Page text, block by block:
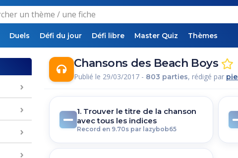
Duels Défi du jour Défi libre Master Quiz Thèmes
Chansons des Beach Boys
Publié le 29/03/2017 - 803 parties, rédigé par
1. Trouver le titre de la chanson
avec tous les indices
Record en 9.70s par lazybob65